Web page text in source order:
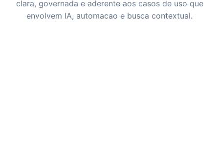
clara, governada e aderente aos casos de uso que
envolvem IA, automacao e busca contextual.